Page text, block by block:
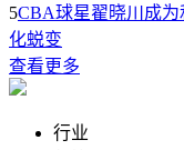
5CBA球星翟晓川成
化蜕变
查看更多
行业